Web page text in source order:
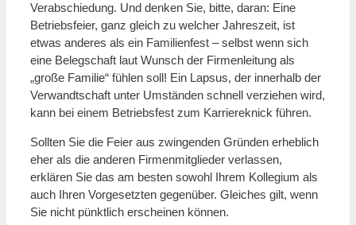
Verabschiedung. Und denken Sie, bitte, daran: Eine
Betriebsfeier, ganz gleich zu welcher Jahreszeit, ist
etwas anderes als ein Familienfest – selbst wenn sich
eine Belegschaft laut Wunsch der Firmenleitung als
„große Familie“ fühlen soll! Ein Lapsus, der innerhalb der
Verwandtschaft unter Umständen schnell verziehen wird,
kann bei einem Betriebsfest zum Karriereknick führen.
Sollten Sie die Feier aus zwingenden Gründen erheblich
eher als die anderen Firmenmitglieder verlassen,
erklären Sie das am besten sowohl Ihrem Kollegium als
auch Ihren Vorgesetzten gegenüber. Gleiches gilt, wenn
Sie nicht pünktlich erscheinen können.